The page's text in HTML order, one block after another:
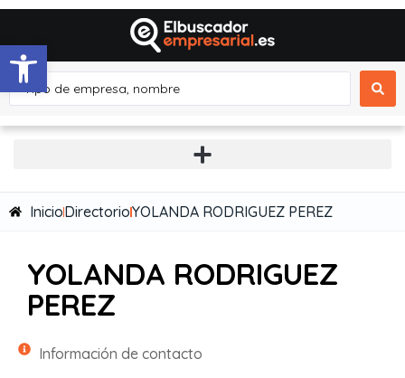
Abrir barra de herramientas
InicioDirectorioYOLANDA RODRIGUEZ PEREZ
YOLANDA RODRIGUEZ
PEREZ
Información de contacto